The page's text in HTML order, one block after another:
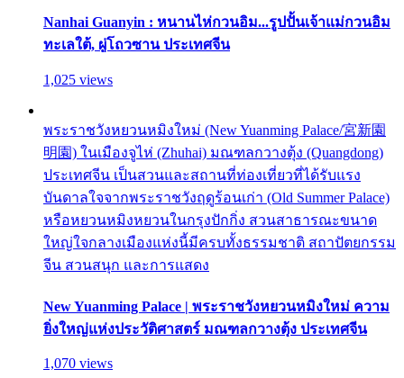
Nanhai Guanyin : หนานไห่กวนอิม...รูปปั้นเจ้าแม่กวนอิม
ทะเลใต้, ผู่โถวซาน ประเทศจีน
1,025 views
พระราชวังหยวนหมิงใหม่ (New Yuanming Palace/宮新園
明園) ในเมืองจูไห่ (Zhuhai) มณฑลกวางตุ้ง (Quangdong)
ประเทศจีน เป็นสวนและสถานที่ท่องเที่ยวที่ได้รับแรง
บันดาลใจจากพระราชวังฤดูร้อนเก่า (Old Summer Palace)
หรือหยวนหมิงหยวนในกรุงปักกิ่ง สวนสาธารณะขนาด
ใหญ่ใจกลางเมืองแห่งนี้มีครบทั้งธรรมชาติ สถาปัตยกรรม
จีน สวนสนุก และการแสดง
New Yuanming Palace | พระราชวังหยวนหมิงใหม่ ความ
ยิ่งใหญ่แห่งประวัติศาสตร์ มณฑลกวางตุ้ง ประเทศจีน
1,070 views